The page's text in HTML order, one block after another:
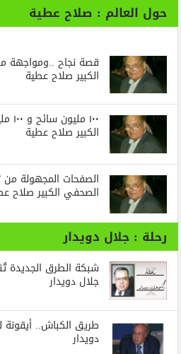
حول العالم : صلاح عطية
قصة نجاح ..ومواجهة
الكبير صلاح عطية
الكبير صلاح عطية
الصحفي الكبير صلاح
رحلة : جلال دويدار
شبكة الطرق الجديدة
جلال دويدار
طريق الكباش.. أيقونة
دويدار